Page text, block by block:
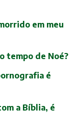
em meu
tempo de Noé?
é
a Bíblia, é